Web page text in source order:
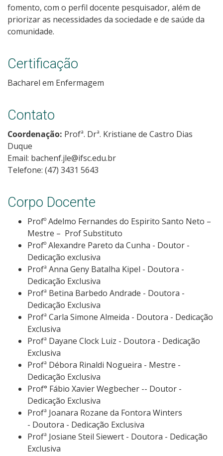
fomento, com o perfil docente pesquisador, além de
priorizar as necessidades da sociedade e de saúde da
comunidade.
Certificação
Bacharel em Enfermagem
Contato
Coordenação: Profª. Drª. Kristiane de Castro Dias
Duque
Email: bachenf.jle@ifsc.edu.br
Telefone: (47) 3431 5643
Corpo Docente
Profº Adelmo Fernandes do Espirito Santo Neto –
Mestre – Prof Substituto
Profº Alexandre Pareto da Cunha - Doutor -
Dedicação exclusiva
Profª Anna Geny Batalha Kipel - Doutora -
Dedicação Exclusiva
Profª Betina Barbedo Andrade - Doutora -
Dedicação Exclusiva
Profª Carla Simone Almeida - Doutora - Dedicação
Exclusiva
Profª Dayane Clock Luiz - Doutora - Dedicação
Exclusiva
Profª Débora Rinaldi Nogueira - Mestre -
Dedicação Exclusiva
Prof° Fábio Xavier Wegbecher -- Doutor -
Dedicação Exclusiva
Profª Joanara Rozane da Fontora Winters
- Doutora - Dedicação Exclusiva
Profª Josiane Steil Siewert - Doutora - Dedicação
Exclusiva